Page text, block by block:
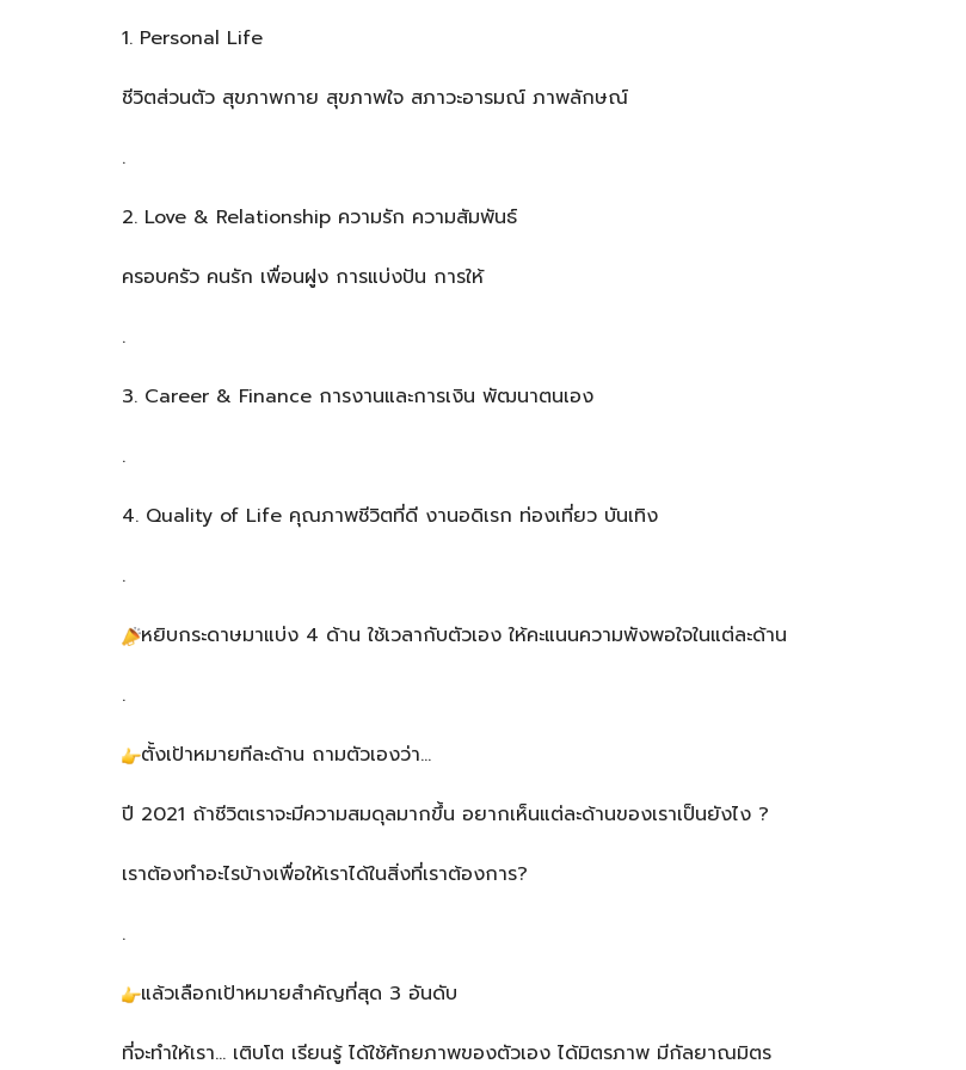
1. Personal Life
ชีวิตส่วนตัว สุขภาพกาย สุขภาพใจ สภาวะอารมณ์ ภาพลักษณ์
.
2. Love & Relationship ความรัก ความสัมพันธ์
ครอบครัว คนรัก เพื่อนฝูง การแบ่งปัน การให้
.
3. Career & Finance การงานและการเงิน พัฒนาตนเอง
.
4. Quality of Life คุณภาพชีวิตที่ดี งานอดิเรก ท่องเที่ยว บันเทิง
.
หยิบกระดาษมาแบ่ง 4 ด้าน ใช้เวลากับตัวเอง ให้คะแนนความพังพอใจในแต่ละด้าน
.
ตั้งเป้าหมายทีละด้าน ถามตัวเองว่า…
ปี 2021 ถ้าชีวิตเราจะมีความสมดุลมากขึ้น อยากเห็นแต่ละด้านของเราเป็นยังไง ?
เราต้องทำอะไรบ้างเพื่อให้เราได้ในสิ่งที่เราต้องการ?
.
แล้วเลือกเป้าหมายสำคัญที่สุด 3 อันดับ
ที่จะทำให้เรา… เติบโต เรียนรู้ ได้ใช้ศักยภาพของตัวเอง ได้มิตรภาพ มีกัลยาณมิตร